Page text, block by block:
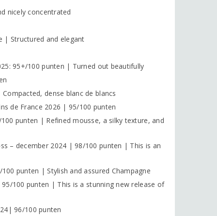
nicely concentrated
| Structured and elegant
95+/100 punten | Turned out beautifully
dense blanc de blancs
de France 2026 | 95/100 punten
punten | Refined mousse, a silky texture, and
– december 2024 | 98/100 punten | This is an
punten | Stylish and assured Champagne
100 punten | This is a stunning new release of
96/100 punten